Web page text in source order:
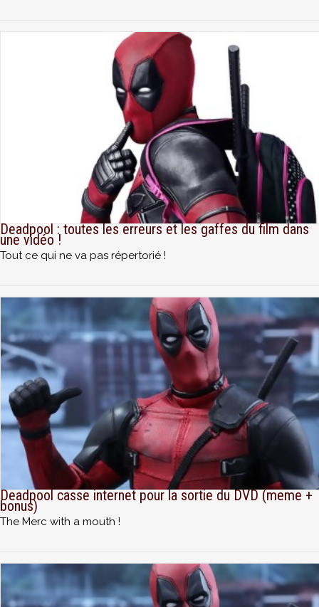
Deadpool : toutes les erreurs et les gaffes du film dans
une vidéo !
Tout ce qui ne va pas répertorié !
Deadpool casse internet pour la sortie du DVD (meme +
bonus)
The Merc with a mouth !